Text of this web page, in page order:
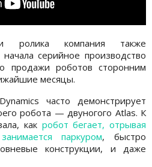
ролика компания также
серийное производство
продажи роботов сторонним
месяцы.
часто демонстрирует
робота — двуногого Atlas. К
как робот бегает, отрывая
занимается паркуром, быстро
конструкции, и даже